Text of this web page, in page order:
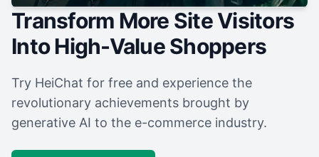
Transform More Site Visitors
Into High-Value Shoppers
Try HeiChat for free and experience the
revolutionary achievements brought by
generative AI to the e-commerce industry.